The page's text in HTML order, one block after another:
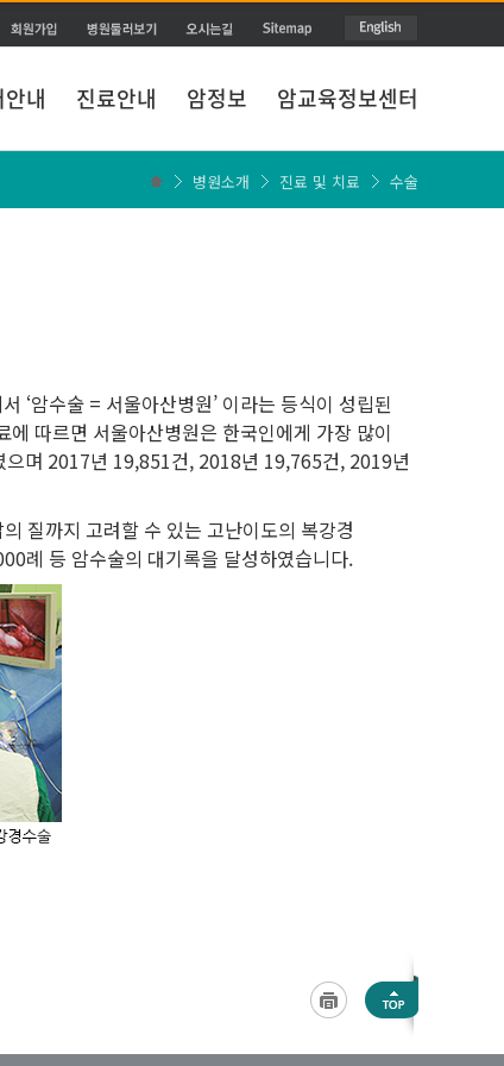
내 진료안내 암정보 암교육정보센터
병원소개 진료 및 치료 수술
‘암수술 = 서울아산병원’ 이라는 등식이 성립된
따르면 서울아산병원은 한국인에게 가장 많이
으며 2017년 19,851건, 2018년 19,765건, 2019년
질까지 고려할 수 있는 고난이도의 복강경
례 등 암수술의 대기록을 달성하였습니다.